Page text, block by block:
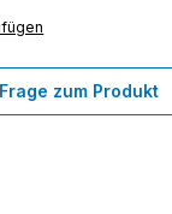
Frage zum Produkt